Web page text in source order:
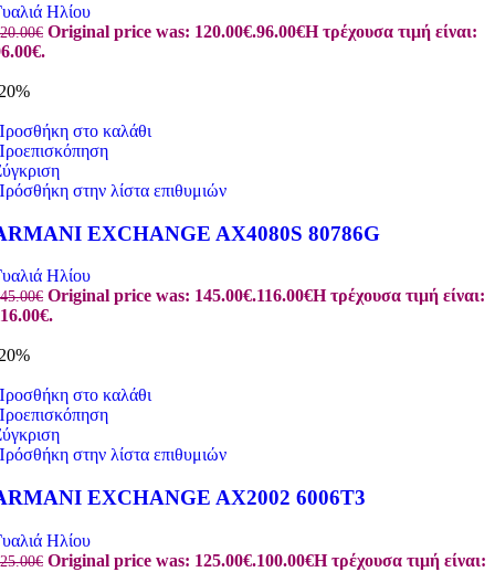
Ηλίου
€ Original price was: 120.00€.96.00€Η τρέχουσα τιμή είναι:
στο καλάθι
στην λίστα επιθυμιών
EXCHANGE AX4080S 80786G
Ηλίου
€ Original price was: 145.00€.116.00€Η τρέχουσα τιμή είναι:
στο καλάθι
στην λίστα επιθυμιών
EXCHANGE AX2002 6006T3
Ηλίου
€ Original price was: 125.00€.100.00€Η τρέχουσα τιμή είναι: